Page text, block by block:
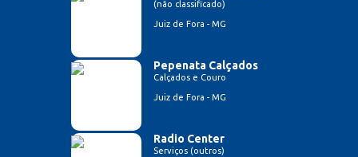
(não classificado)
Juiz de Fora - MG
Pepenata Calçados
Calçados e Couro
Juiz de Fora - MG
Radio Center
Serviços (outros)